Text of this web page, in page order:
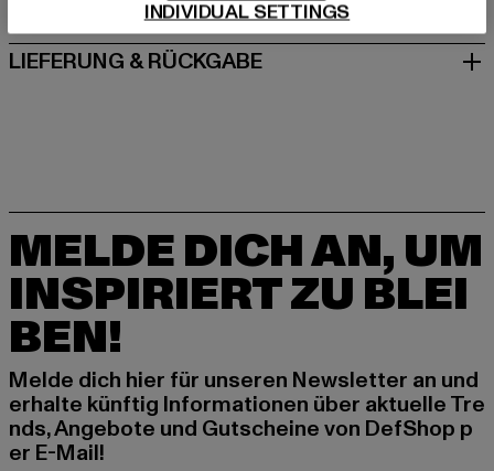
PFLEGEHINWEISE
LIEFERUNG & RÜCKGABE
MELDE DICH AN, UM
INSPIRIERT ZU BLEI
BEN!
Melde dich hier für unseren Newsletter an und
erhalte künftig Informationen über aktuelle Tre
nds, Angebote und Gutscheine von DefShop p
er E-Mail!
INDIVIDUAL SETTINGS